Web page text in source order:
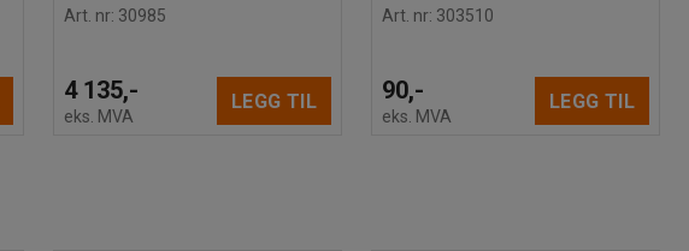
Art. nr: 30985
4 135,-
eks. MVA
LEGG TIL
Art. nr: 303510
90,-
eks. MVA
LEGG TIL